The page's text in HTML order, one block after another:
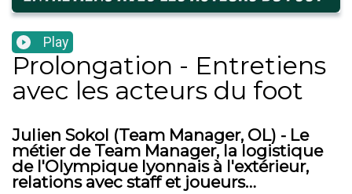
Play
Prolongation - Entretiens
avec les acteurs du foot
Julien Sokol (Team Manager, OL) - Le
métier de Team Manager, la logistique
de l'Olympique lyonnais à l'extérieur,
relations avec staff et joueurs…